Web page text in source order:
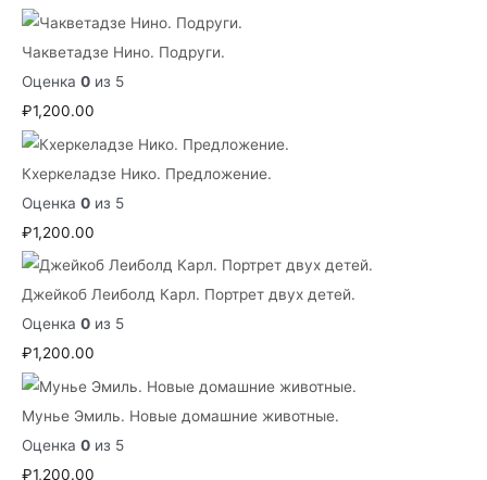
Чакветадзе Нино. Подруги.
Оценка 0 из 5
₽1,200.00
Кхеркеладзе Нико. Предложение.
Оценка 0 из 5
₽1,200.00
Джейкоб Леиболд Карл. Портрет двух детей.
Оценка 0 из 5
₽1,200.00
Мунье Эмиль. Новые домашние животные.
Оценка 0 из 5
₽1,200.00